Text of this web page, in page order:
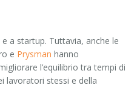
a startup. Tuttavia, anche le
e Prysman hanno
l’equilibrio tra tempi di
lavoratori stessi e della